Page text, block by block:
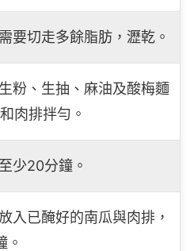
要切走多餘脂肪，瀝乾。
粉、生抽、麻油及酸梅麵
肉排拌勻。
少20分鐘。
入已醃好的南瓜與肉排，
。